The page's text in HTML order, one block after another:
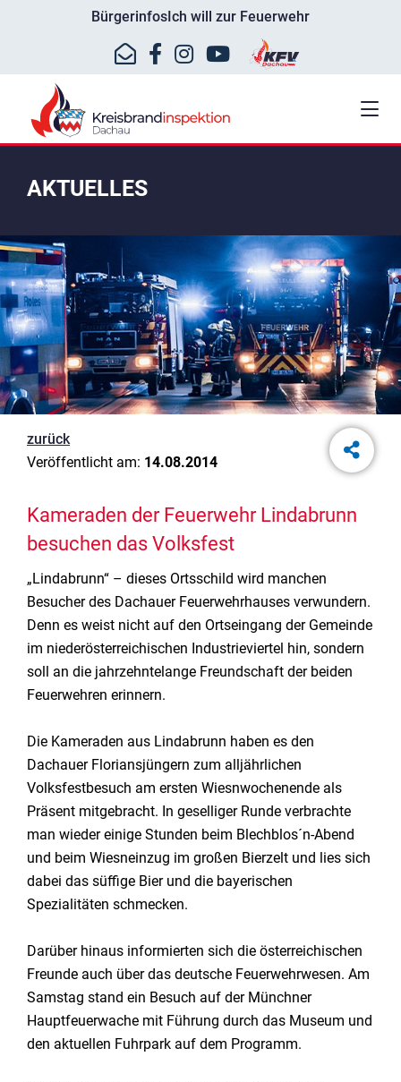
BürgerinfosIch will zur Feuerwehr
AKTUELLES
zurück
Veröffentlicht am: 14.08.2014
Kameraden der Feuerwehr Lindabrunn
besuchen das Volksfest
„Lindabrunn“ – dieses Ortsschild wird manchen
Besucher des Dachauer Feuerwehrhauses verwundern.
Denn es weist nicht auf den Ortseingang der Gemeinde
im niederösterreichischen Industrieviertel hin, sondern
soll an die jahrzehntelange Freundschaft der beiden
Feuerwehren erinnern.
Die Kameraden aus Lindabrunn haben es den
Dachauer Floriansjüngern zum alljährlichen
Volksfestbesuch am ersten Wiesnwochenende als
Präsent mitgebracht. In geselliger Runde verbrachte
man wieder einige Stunden beim Blechblos´n-Abend
und beim Wiesneinzug im großen Bierzelt und lies sich
dabei das süffige Bier und die bayerischen
Spezialitäten schmecken.
Darüber hinaus informierten sich die österreichischen
Freunde auch über das deutsche Feuerwehrwesen. Am
Samstag stand ein Besuch auf der Münchner
Hauptfeuerwache mit Führung durch das Museum und
den aktuellen Fuhrpark auf dem Programm.